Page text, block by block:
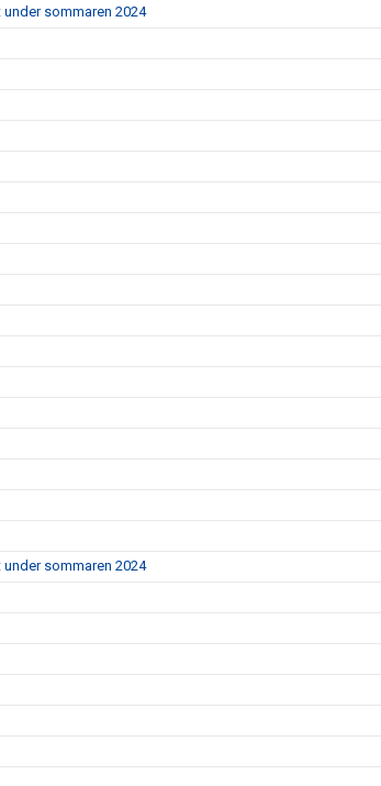
sommaren 2024
sommaren 2024